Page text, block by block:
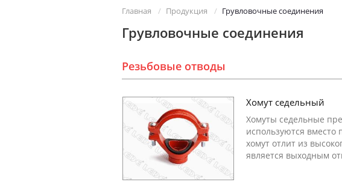
Главная Продукция Грувловочные соединения
Грувловочные соединения
Резьбовые отводы
Хомут седельный
Хомуты седельные
используются
хомут отлит из
является выходным